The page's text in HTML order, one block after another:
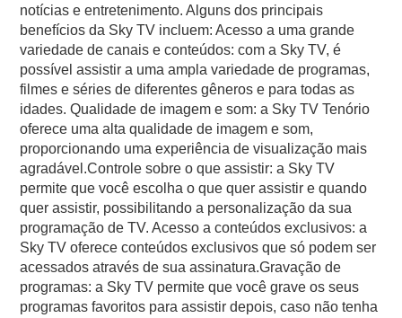
notícias e entretenimento. Alguns dos principais
benefícios da Sky TV incluem: Acesso a uma grande
variedade de canais e conteúdos: com a Sky TV, é
possível assistir a uma ampla variedade de programas,
filmes e séries de diferentes gêneros e para todas as
idades. Qualidade de imagem e som: a Sky TV Tenório
oferece uma alta qualidade de imagem e som,
proporcionando uma experiência de visualização mais
agradável.Controle sobre o que assistir: a Sky TV
permite que você escolha o que quer assistir e quando
quer assistir, possibilitando a personalização da sua
programação de TV. Acesso a conteúdos exclusivos: a
Sky TV oferece conteúdos exclusivos que só podem ser
acessados através de sua assinatura.Gravação de
programas: a Sky TV permite que você grave os seus
programas favoritos para assistir depois, caso não tenha